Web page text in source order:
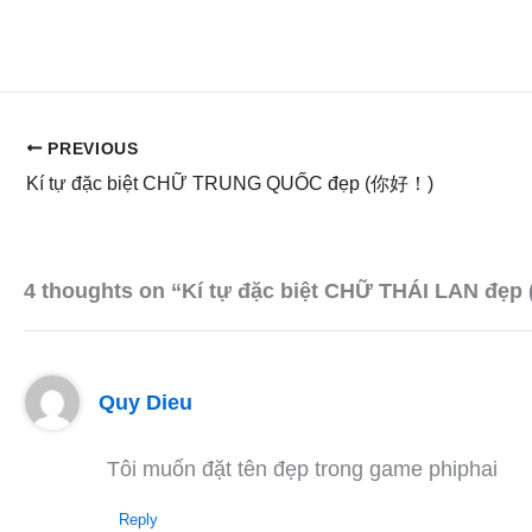
PREVIOUS
Kí tự đặc biệt CHỮ TRUNG QUỐC đẹp (你好！)
4 thoughts on “Kí tự đặc biệt CHỮ THÁI LAN đẹp
Quy Dieu
Tôi muốn đặt tên đẹp trong game phiphai
Reply